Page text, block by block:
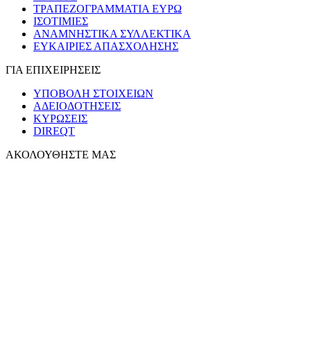
ΤΡΑΠΕΖΟΓΡΑΜΜΑΤΙΑ ΕΥΡΩ
ΙΣΟΤΙΜΙΕΣ
ΑΝΑΜΝΗΣΤΙΚΑ ΣΥΛΛΕΚΤΙΚΑ
ΕΥΚΑΙΡΙΕΣ ΑΠΑΣΧΟΛΗΣΗΣ
ΓΙΑ ΕΠΙΧΕΙΡΗΣΕΙΣ
ΥΠΟΒΟΛΗ ΣΤΟΙΧΕΙΩΝ
ΑΔΕΙΟΔΟΤΗΣΕΙΣ
ΚΥΡΩΣΕΙΣ
DIREQT
ΑΚΟΛΟΥΘΗΣΤΕ ΜΑΣ